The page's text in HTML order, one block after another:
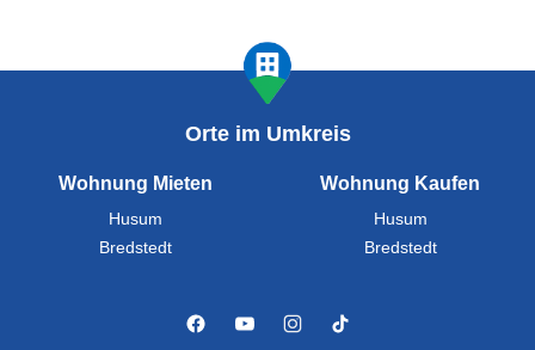
Orte im Umkreis
Wohnung Mieten
Husum
Bredstedt
Wohnung Kaufen
Husum
Bredstedt